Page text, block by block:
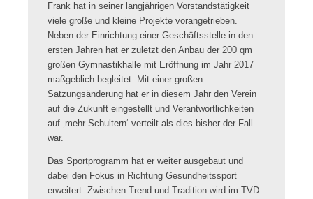
Frank hat in seiner langjährigen Vorstandstätigkeit
viele große und kleine Projekte vorangetrieben.
Neben der Einrichtung einer Geschäftsstelle in den
ersten Jahren hat er zuletzt den Anbau der 200 qm
großen Gymnastikhalle mit Eröffnung im Jahr 2017
maßgeblich begleitet. Mit einer großen
Satzungsänderung hat er in diesem Jahr den Verein
auf die Zukunft eingestellt und Verantwortlichkeiten
auf ‚mehr Schultern‘ verteilt als dies bisher der Fall
war.
Das Sportprogramm hat er weiter ausgebaut und
dabei den Fokus in Richtung Gesundheitssport
erweitert. Zwischen Trend und Tradition wird im TVD